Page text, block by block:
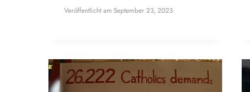
Veröffentlicht am September 23, 2023